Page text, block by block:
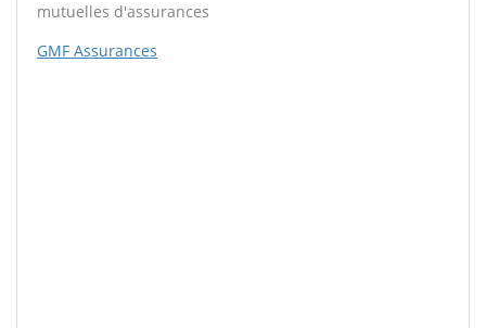
mutuelles d'assurances
GMF Assurances